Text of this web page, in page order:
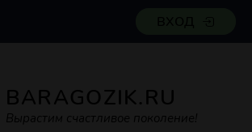
BARAGOZIK.RU
Вырастим счастливое поколение!